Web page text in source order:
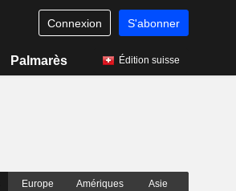
Connexion S'abonner
Palmarès Édition suisse
Europe Amériques Asie